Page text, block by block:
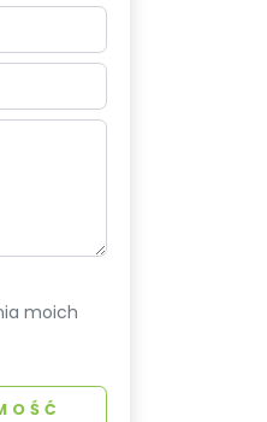
moich